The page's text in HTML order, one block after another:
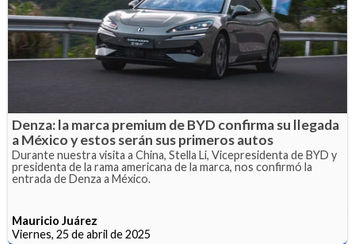
Denza: la marca premium de BYD confirma su llegada
a México y estos serán sus primeros autos
Durante nuestra visita a China, Stella Li, Vicepresidenta de BYD y
presidenta de la rama americana de la marca, nos confirmó la
entrada de Denza a México.
Mauricio Juárez
Viernes, 25 de abril de 2025